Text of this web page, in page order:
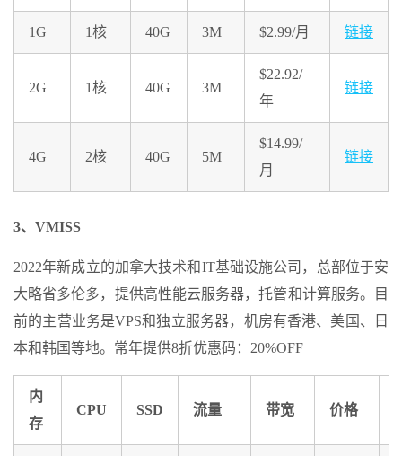
1G 1核 40G 3M $2.99/月 链接
2G 1核 40G 3M
$22.92/
年
链接
4G 2核 40G 5M
$14.99/
月
链接
3、VMISS
2022年新成立的加拿大技术和IT基础设施公司，总部位于安
大略省多伦多，提供高性能云服务器，托管和计算服务。目
前的主营业务是VPS和独立服务器，机房有香港、美国、日
本和韩国等地。常年提供8折优惠码：20%OFF
内
存
CPU SSD 流量 带宽 价格